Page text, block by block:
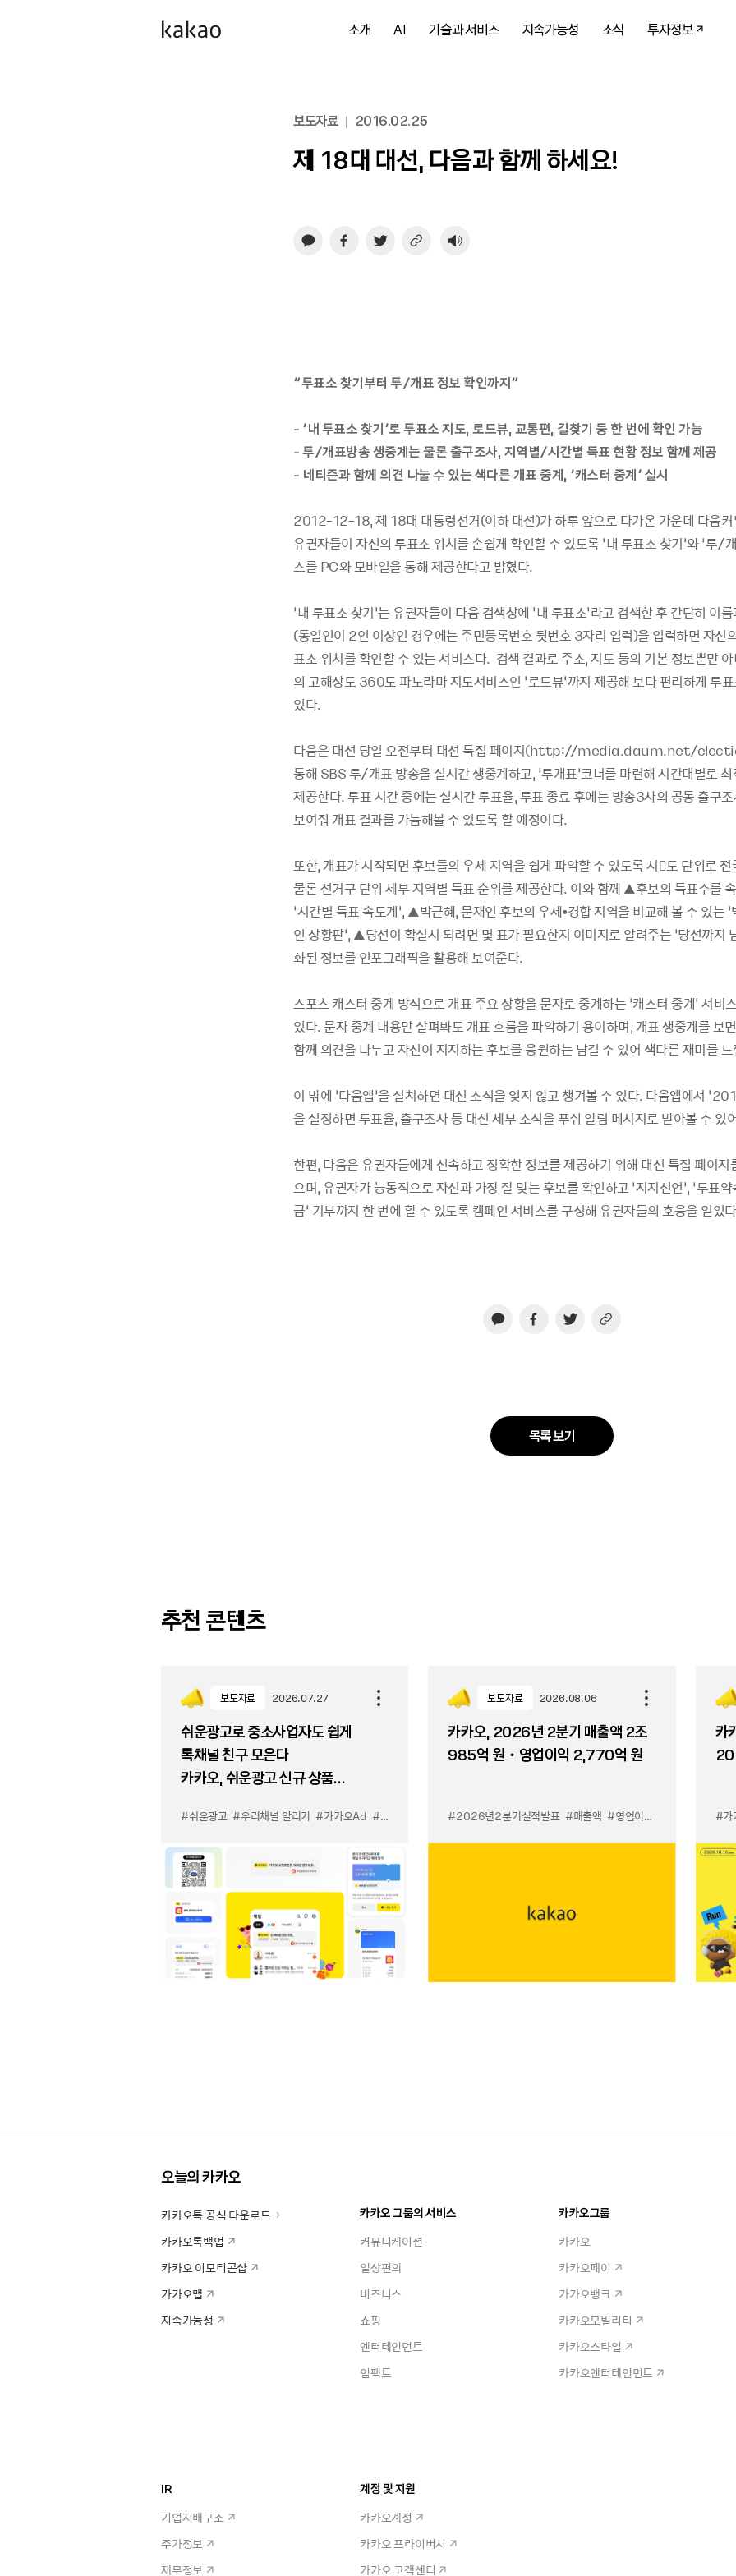
소개 AI 기술과 서비스 지속가능성 소식 투자정보
보도자료 2016.02.25
제 18대 대선, 다음과 함께 하세요!
“투표소 찾기부터 투/개표 정보 확인까지”
- ‘내 투표소 찾기’로 투표소 지도, 로드뷰, 교통편, 길찾기 등 한 번에 확인 가능
- 투/개표방송 생중계는 물론 출구조사, 지역별/시간별 득표 현황 정보 함께 제공
- 네티즌과 함께 의견 나눌 수 있는 색다른 개표 중계, ‘캐스터 중계’ 실시
2012-12-18, 제 18대 대통령선거(이하 대선)가 하루 앞으로 다가온 가운데 다음커
유권자들이 자신의 투표소 위치를 손쉽게 확인할 수 있도록 ‘내 투표소 찾기’와 ‘투/
스를 PC와 모바일을 통해 제공한다고 밝혔다.
‘내 투표소 찾기’는 유권자들이 다음 검색창에 ‘내 투표소’라고 검색한 후 간단히 이
(동일인이 2인 이상인 경우에는 주민등록번호 뒷번호 3자리 입력)을 입력하면 자신
표소 위치를 확인할 수 있는 서비스다. 검색 결과로 주소, 지도 등의 기본 정보뿐만
의 고해상도 360도 파노라마 지도서비스인 ‘로드뷰’까지 제공해 보다 편리하게 투
있다.
다음은 대선 당일 오전부터 대선 특집 페이지(http://media.daum.net/
통해 SBS 투/개표 방송을 실시간 생중계하고, ‘투개표’코너를 마련해 시간대별로
제공한다. 투표 시간 중에는 실시간 투표율, 투표 종료 후에는 방송3사의 공동 출구
보여줘 개표 결과를 가늠해볼 수 있도록 할 예정이다.
또한, 개표가 시작되면 후보들의 우세 지역을 쉽게 파악할 수 있도록 시도 단위로
물론 선거구 단위 세부 지역별 득표 순위를 제공한다. 이와 함께 ▲후보의 득표수를
‘시간별 득표 속도계’, ▲박근혜, 문재인 후보의 우세•경합 지역을 비교해 볼 수 있는
인 상황판’, ▲당선이 확실시 되려면 몇 표가 필요한지 이미지로 알려주는 ‘당선까지
화된 정보를 인포그래픽을 활용해 보여준다.
스포츠 캐스터 중계 방식으로 개표 주요 상황을 문자로 중계하는 ‘캐스터 중계’ 서비
있다. 문자 중계 내용만 살펴봐도 개표 흐름을 파악하기 용이하며, 개표 생중계를 보
함께 의견을 나누고 자신이 지지하는 후보를 응원하는 남길 수 있어 색다른 재미를
이 밖에 ‘다음앱’을 설치하면 대선 소식을 잊지 않고 챙겨볼 수 있다. 다음앱에서
을 설정하면 투표율, 출구조사 등 대선 세부 소식을 푸쉬 알림 메시지로 받아볼 수 있
한편, 다음은 유권자들에게 신속하고 정확한 정보를 제공하기 위해 대선 특집 페이지
으며, 유권자가 능동적으로 자신과 가장 잘 맞는 후보를 확인하고 ‘지지선언’, ‘투표약
금’ 기부까지 한 번에 할 수 있도록 캠페인 서비스를 구성해 유권자들의 호응을 얻었
목록 보기
추천 콘텐츠
보도자료 2026.07.27
쉬운광고로 중소사업자도 쉽게
톡채널 친구 모은다
카카오, 쉬운광고 신규 상품
#쉬운광고 #우리채널 알리기 #카카오Ad #카톡 쉬운 광고 #카톡 우리채널 알리기
보도자료 2026.08.06
카카오, 2026년 2분기 매출액 2조
985억 원・영업이익 2,770억 원
#2026년2분기실적발표 #매출액 #영업이익
카
#카
오늘의 카카오
카카오톡 공식 다운로드
카카오톡백업
카카오 이모티콘샵
카카오맵
지속가능성
카카오 그룹의 서비스
커뮤니케이션
일상편의
비즈니스
쇼핑
엔터테인먼트
임팩트
카카오그룹
카카오
카카오페이
카카오뱅크
카카오모빌리티
카카오스타일
카카오엔터테인먼트
IR
기업지배구조
주가정보
재무정보
계정 및 지원
카카오계정
카카오 프라이버시
카카오 고객센터